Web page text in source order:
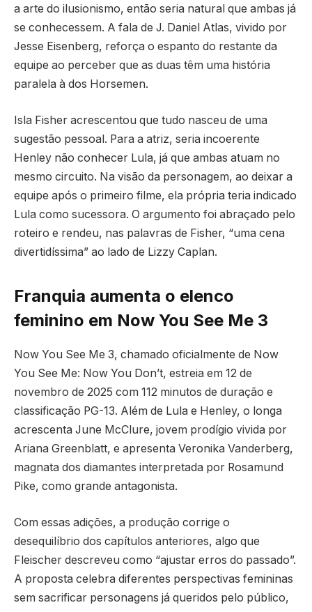
a arte do ilusionismo, então seria natural que ambas já
se conhecessem. A fala de J. Daniel Atlas, vivido por
Jesse Eisenberg, reforça o espanto do restante da
equipe ao perceber que as duas têm uma história
paralela à dos Horsemen.
Isla Fisher acrescentou que tudo nasceu de uma
sugestão pessoal. Para a atriz, seria incoerente
Henley não conhecer Lula, já que ambas atuam no
mesmo circuito. Na visão da personagem, ao deixar a
equipe após o primeiro filme, ela própria teria indicado
Lula como sucessora. O argumento foi abraçado pelo
roteiro e rendeu, nas palavras de Fisher, “uma cena
divertidíssima” ao lado de Lizzy Caplan.
Franquia aumenta o elenco
feminino em Now You See Me 3
Now You See Me 3, chamado oficialmente de Now
You See Me: Now You Don’t, estreia em 12 de
novembro de 2025 com 112 minutos de duração e
classificação PG-13. Além de Lula e Henley, o longa
acrescenta June McClure, jovem prodígio vivida por
Ariana Greenblatt, e apresenta Veronika Vanderberg,
magnata dos diamantes interpretada por Rosamund
Pike, como grande antagonista.
Com essas adições, a produção corrige o
desequilíbrio dos capítulos anteriores, algo que
Fleischer descreveu como “ajustar erros do passado”.
A proposta celebra diferentes perspectivas femininas
sem sacrificar personagens já queridos pelo público,